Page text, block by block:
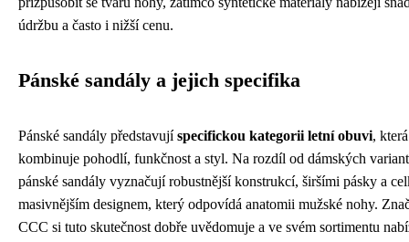
údržbu a často i nižší cenu.
Pánské sandály a jejich specifika
Pánské sandály představujíspecifickou kategorii letní obuvi, která
kombinuje pohodlí, funkčnost a styl. Na rozdíl od dámských
pánské sandály vyznačují robustnější konstrukcí, širšími pásky a
masivnějším designem, který odpovídá anatomii mužské nohy.
CCC si tuto skutečnost dobře uvědomuje a ve svém sortimentu